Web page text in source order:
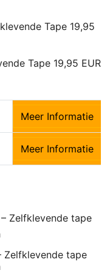
Tape 19,95 EUR
Meer Informatie
Meer Informatie
Zelfklevende tape